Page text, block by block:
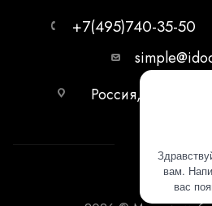
вам.
вас
+7(495)740-35-50
Россия,